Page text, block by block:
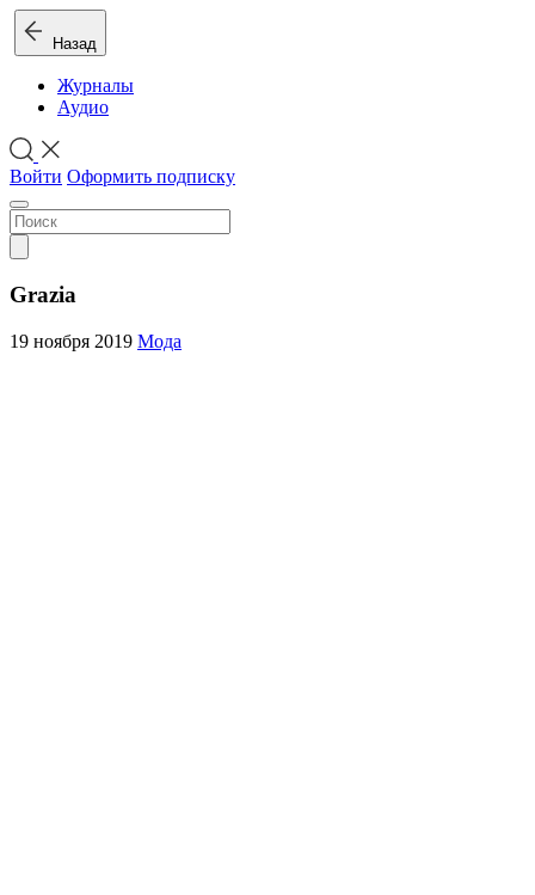
Назад
Журналы
Аудио
Войти Оформить подписку
Grazia
19 ноября 2019 Мода